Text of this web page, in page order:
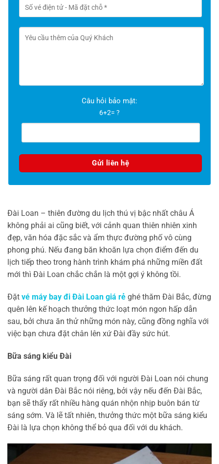
Câu hỏi bảo mật:
6+2= ?
Đài Loan – thiên đường du lịch thú vị bậc nhất châu Á
không phải ai cũng biết, với cảnh quan thiên nhiên xinh
đẹp, văn hóa đặc sắc và ẩm thực đường phố vô cùng
phong phú. Nếu đang băn khoăn lựa chọn điểm đến du
lịch tiếp theo trong hành trình khám phá những miền đất
mới thì Đài Loan chắc chắn là một gợi ý không tồi.
Đặt vé máy bay đi Đài Loan giá rẻ ghé thăm Đài Bắc, đừng
quên lên kế hoạch thưởng thức loạt món ngon hấp dẫn
sau, bởi chưa ăn thử những món này, cũng đồng nghĩa với
việc bạn chưa đặt chân lên xứ Đài đầy sức hút.
Bữa sáng kiểu Đài
Bữa sáng rất quan trọng đối với người Đài Loan nói chung
và người dân Đài Bắc nói riêng, bởi vậy nếu đến Đài Bắc,
bạn sẽ thấy rất nhiều hàng quán nhộn nhịp buôn bán từ
sáng sớm. Và lẽ tất nhiên, thưởng thức một bữa sáng kiểu
Đài là lựa chọn không thể bỏ qua đối với du khách.